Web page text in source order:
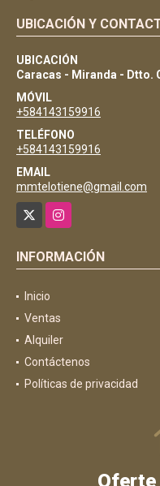
UBICACIÓN Y
UBICACIÓN
Caracas - Miranda - Dtto.
MÓVIL
+584143159916
TELÉFONO
+584143159916
EMAIL
mmtelotiene@gmail.com
Instagram
INFORMACIÓN
Inicio
Ventas
Alquiler
Contáctenos
Políticas de privacidad
Oferte